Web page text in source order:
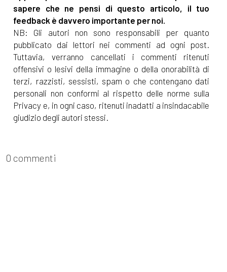
sapere che ne pensi di questo articolo, il tuo
feedback è davvero importante per noi.
NB: Gli autori non sono responsabili per quanto
pubblicato dai lettori nei commenti ad ogni post.
Tuttavia, verranno cancellati i commenti ritenuti
offensivi o lesivi della immagine o della onorabilità di
terzi, razzisti, sessisti, spam o che contengano dati
personali non conformi al rispetto delle norme sulla
Privacy e, in ogni caso, ritenuti inadatti a insindacabile
giudizio degli autori stessi.
0 commenti